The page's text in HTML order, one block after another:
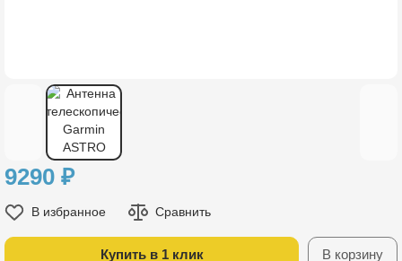
9290 ₽
Купить в 1 клик В корзину
В избранное Сравнить